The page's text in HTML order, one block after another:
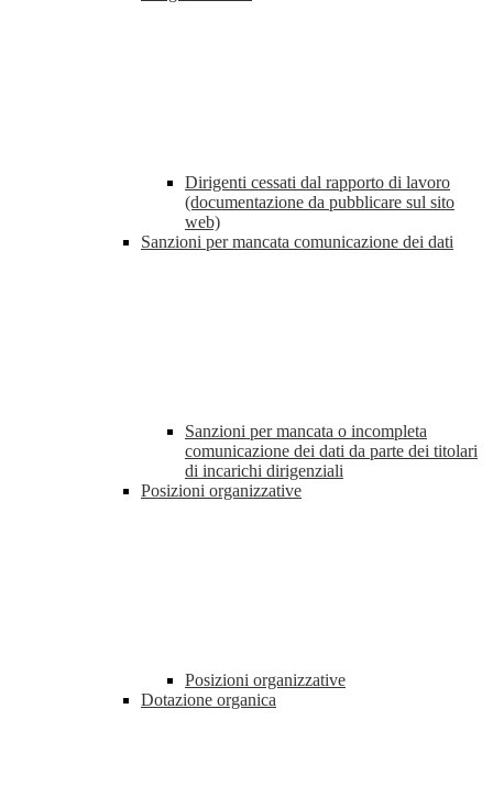
Dirigenti cessati dal rapporto di lavoro
(documentazione da pubblicare sul sito
web)
Sanzioni per mancata comunicazione dei dati
Sanzioni per mancata o incompleta
comunicazione dei dati da parte dei titolari
di incarichi dirigenziali
Posizioni organizzative
Posizioni organizzative
Dotazione organica